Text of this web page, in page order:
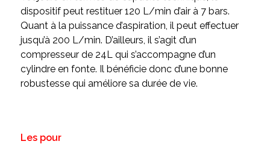
dispositif peut restituer 120 L/min d’air à 7 bars.
Quant à la puissance d’aspiration, il peut effectuer
jusqu’à 200 L/min. D’ailleurs, il s’agit d’un
compresseur de 24L qui s’accompagne d’un
cylindre en fonte. Il bénéficie donc d’une bonne
robustesse qui améliore sa durée de vie.
Les pour